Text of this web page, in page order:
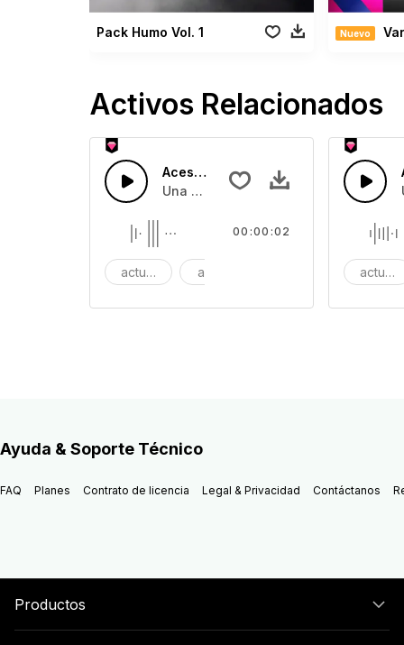
Pack Humo Vol. 1 Nuevo
Activos Relacionados
Aceso 8
Una melodía rápida en una nota
actualizaciónacceso
00:00:02
Ayuda & Soporte Técnico
FAQ Planes Contrato de licencia Legal & Privacidad Contáctanos
Productos